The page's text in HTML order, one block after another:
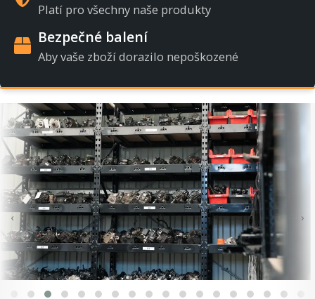
Platí pro všechny naše produkty
Bezpečné balení
Aby vaše zboží dorazilo nepoškozené
‹ ›